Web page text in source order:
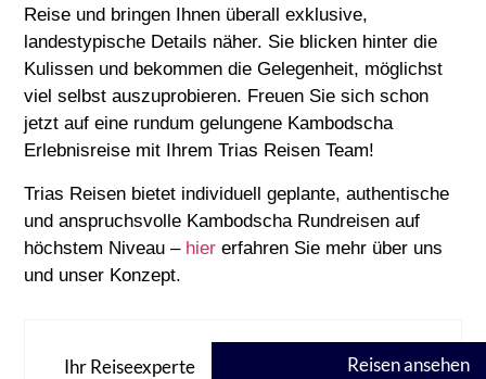
Reise und bringen Ihnen überall exklusive,
landestypische Details näher. Sie blicken hinter die
Kulissen und bekommen die Gelegenheit, möglichst
viel selbst auszuprobieren. Freuen Sie sich schon
jetzt auf eine rundum gelungene Kambodscha
Erlebnisreise mit Ihrem Trias Reisen Team!
Trias Reisen bietet individuell geplante, authentische
und anspruchsvolle Kambodscha Rundreisen auf
höchstem Niveau – hier erfahren Sie mehr über uns
und unser Konzept.
Ihr Reiseexperte
Reisen ansehen